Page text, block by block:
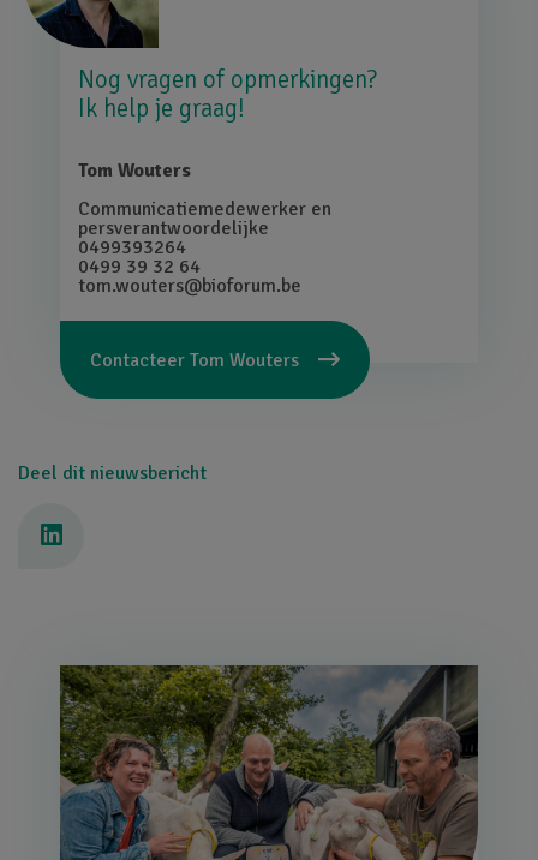
Nog vragen of opmerkingen?
Ik help je graag!
Tom Wouters
Communicatiemedewerker en
persverantwoordelijke
0499393264
0499 39 32 64
tom.wouters@bioforum.be
Contacteer Tom Wouters
Afbeelding
Deel dit nieuwsbericht